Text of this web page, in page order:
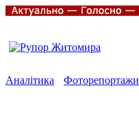
Аналітика Фоторепортажи